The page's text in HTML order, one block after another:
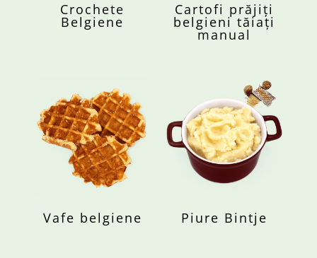
Crochete
Belgiene
Cartofi prăjiți
belgieni tăiați
manual
Vafe belgiene Piure Bintje